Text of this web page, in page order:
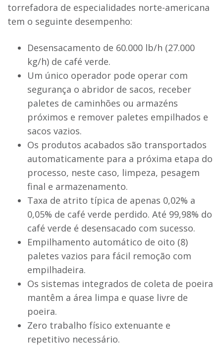
torrefadora de especialidades norte-americana
tem o seguinte desempenho:
Desensacamento de 60.000 lb/h (27.000
kg/h) de café verde.
Um único operador pode operar com
segurança o abridor de sacos, receber
paletes de caminhões ou armazéns
próximos e remover paletes empilhados e
sacos vazios.
Os produtos acabados são transportados
automaticamente para a próxima etapa do
processo, neste caso, limpeza, pesagem
final e armazenamento.
Taxa de atrito típica de apenas 0,02% a
0,05% de café verde perdido. Até 99,98% do
café verde é desensacado com sucesso.
Empilhamento automático de oito (8)
paletes vazios para fácil remoção com
empilhadeira.
Os sistemas integrados de coleta de poeira
mantêm a área limpa e quase livre de
poeira.
Zero trabalho físico extenuante e
repetitivo necessário.